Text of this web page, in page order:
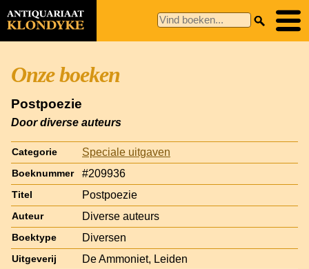
Onze boeken
Postpoezie
Door diverse auteurs
Categorie Speciale uitgaven
Boeknummer #209936
Titel Postpoezie
Auteur Diverse auteurs
Boektype Diversen
Uitgeverij De Ammoniet, Leiden